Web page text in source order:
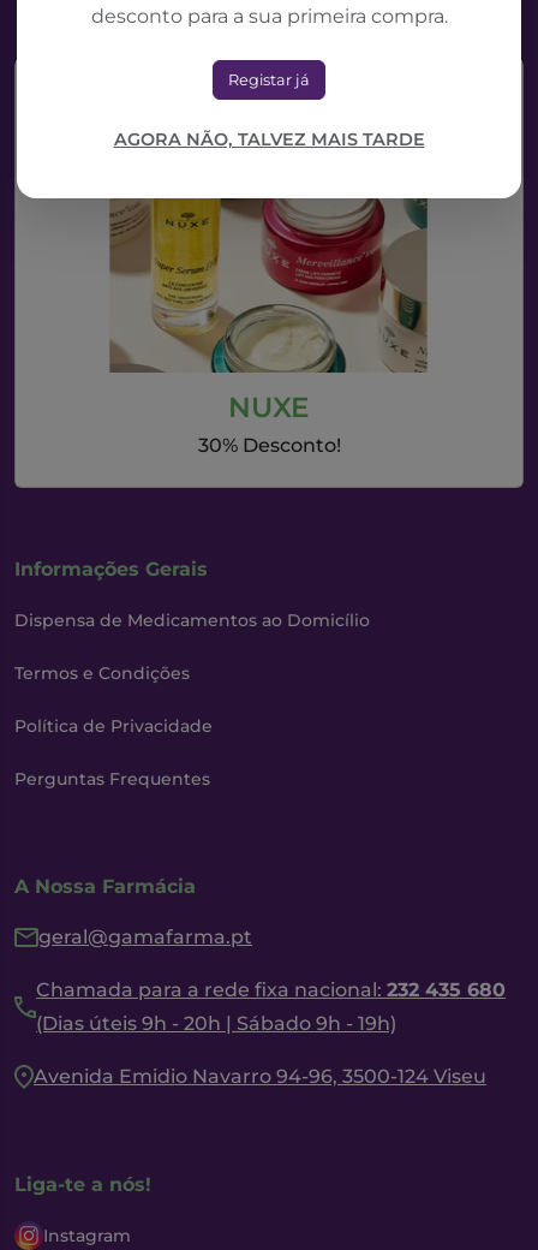
desconto para a sua primeira compra.
Registar já
AGORA NÃO, TALVEZ MAIS TARDE
NUXE
30% Desconto!
Informações Gerais
Dispensa de Medicamentos ao Domicílio
Termos e Condições
Política de Privacidade
Perguntas Frequentes
A Nossa Farmácia
geral@gamafarma.pt
Chamada para a rede fixa nacional: 232 435 680
(Dias úteis 9h - 20h | Sábado 9h - 19h)
Avenida Emidio Navarro 94-96, 3500-124 Viseu
Liga-te a nós!
Instagram